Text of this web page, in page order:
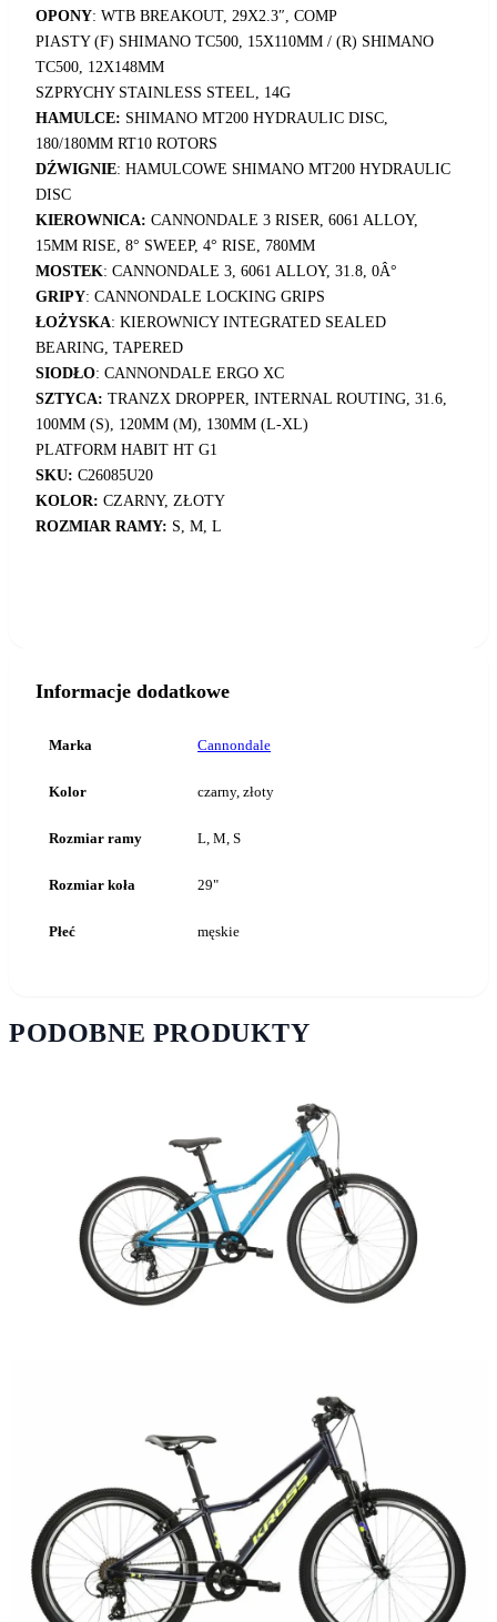
OPONY: WTB BREAKOUT, 29X2.3″, COMP
PIASTY (F) SHIMANO TC500, 15X110MM / (R) SHIMANO
TC500, 12X148MM
SZPRYCHY STAINLESS STEEL, 14G
HAMULCE: SHIMANO MT200 HYDRAULIC DISC,
180/180MM RT10 ROTORS
DŹWIGNIE: HAMULCOWE SHIMANO MT200 HYDRAULIC
DISC
KIEROWNICA: CANNONDALE 3 RISER, 6061 ALLOY,
15MM RISE, 8° SWEEP, 4° RISE, 780MM
MOSTEK: CANNONDALE 3, 6061 ALLOY, 31.8, 0Â°
GRIPY: CANNONDALE LOCKING GRIPS
ŁOŻYSKA: KIEROWNICY INTEGRATED SEALED
BEARING, TAPERED
SIODŁO: CANNONDALE ERGO XC
SZTYCA: TRANZX DROPPER, INTERNAL ROUTING, 31.6,
100MM (S), 120MM (M), 130MM (L-XL)
PLATFORM HABIT HT G1
SKU: C26085U20
KOLOR: CZARNY, ZŁOTY
ROZMIAR RAMY: S, M, L
Informacje dodatkowe
Marka Cannondale
Kolor czarny, złoty
Rozmiar ramy L, M, S
Rozmiar koła 29"
Płeć męskie
PODOBNE PRODUKTY